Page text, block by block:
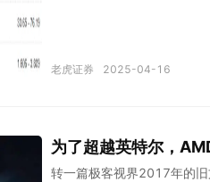
定。） 就在阿联酋拒绝与
这是市场需要的，但将协议
据彭博，社特外交大臣阿卜
老虎证券 2025-04-16
为了超越英特尔，
转一篇极客视界2017年的